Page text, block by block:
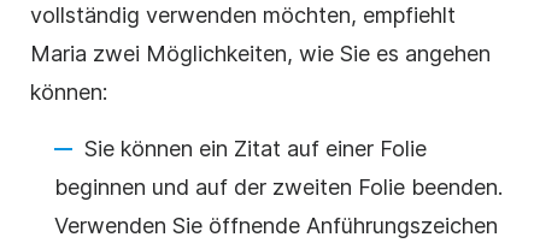
vollständig verwenden möchten, empfiehlt
Maria zwei Möglichkeiten, wie Sie es angehen
können:
Sie können ein Zitat auf einer Folie
beginnen und auf der zweiten Folie beenden.
Verwenden Sie öffnende Anführungszeichen